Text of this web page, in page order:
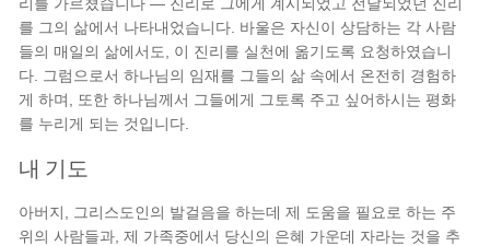
를 그의 삶에서 나타내었습니다. 바울은 자신이 상담하는 각 사람
들의 매일의 삶에서도, 이 진리를 실천에 옮기도록 요청하였습니
다. 그럼으로서 하나님의 임재를 그들의 삶 속에서 온전히 경험하
게 하며, 또한 하나님께서 그들에게 그토록 주고 싶어하시는 평화
를 누리게 되는 것입니다.
내 기도
아버지, 그리스도인의 발걸음을 하는데 제 도움을 필요로 하는 주
위의 사람들과, 제 가족중에서 당신의 은혜 가운데 자라는 것을 추